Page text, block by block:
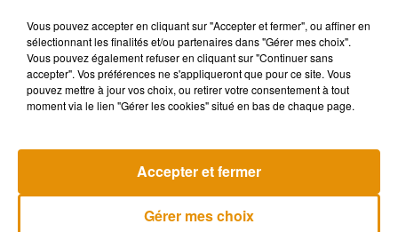
Une publication partagée par FABERGÉ (@officialfaberge)
Get an up-close look at the#GameofThrones
dragon egg that recently sold for $2.2 million
pic.twitter.com/mxylqXXavR
Vous pouvez accepter en cliquant sur "Accepter et fermer", ou affiner en
sélectionnant les finalités et/ou partenaires dans "Gérer mes choix".
Vous pouvez également refuser en cliquant sur "Continuer sans
accepter". Vos préférences ne s'appliqueront que pour ce site. Vous
pouvez mettre à jour vos choix, ou retirer votre consentement à tout
moment via le lien "Gérer les cookies" situé en bas de chaque page.
Gérer mes choix
Accepter et fermer